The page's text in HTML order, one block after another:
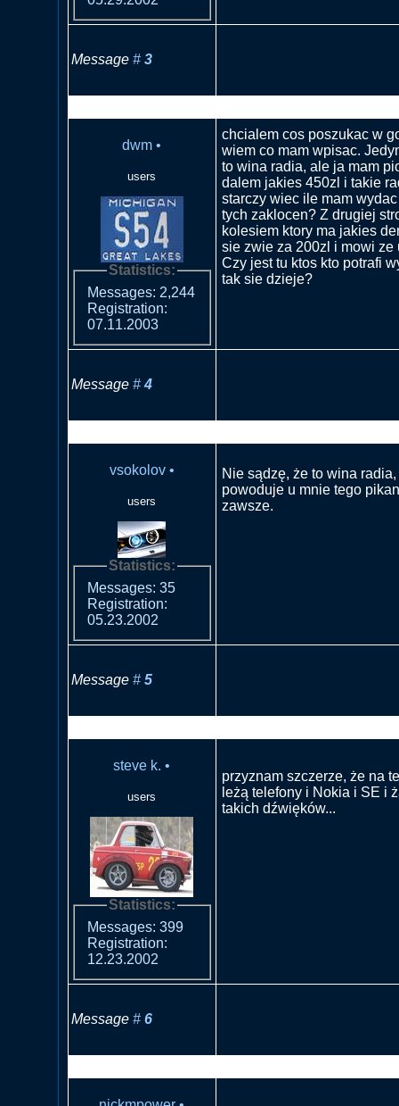
Message # 3
dwm •
users
Statistics:
Messages: 2,244
Registration:
07.11.2003
chcialem cos poszukac w
wiem co mam wpisac.
to wina radia, ale ja mam
dalem jakies 450zl i takie
starczy wiec ile mam
tych zaklocen? Z drugiej
kolesiem ktory ma jakies
sie zwie za 200zl i mowi ze
Czy jest tu ktos kto potrafi
tak sie dzieje?
Message #4
vsokolov •
users
Statistics:
Messages: 35
Registration:
05.23.2002
Nie sądzę, że to wina
powoduje u mnie tego
zawsze.
Message # 5
steve k. •
users
Statistics:
Messages: 399
Registration:
12.23.2002
przyznam szczerze, że na
leżą telefony i Nokia i SE i
takich dźwięków...
Message # 6